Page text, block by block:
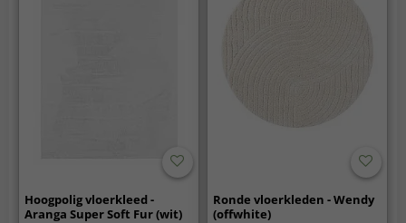
Hoogpolig vloerkleed -
Aranga Super Soft Fur (wit)
Ronde vloerkleden - Wendy
(offwhite)